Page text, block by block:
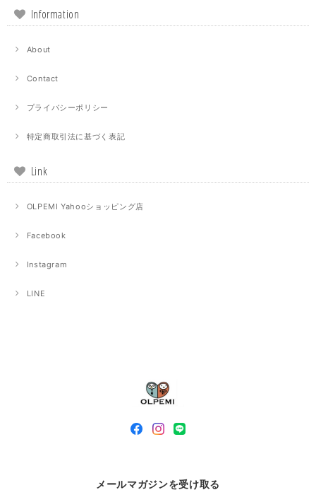
Information
About
Contact
プライバシーポリシー
特定商取引法に基づく表記
Link
OLPEMI Yahooショッピング店
Facebook
Instagram
LINE
メールマガジンを受け取る